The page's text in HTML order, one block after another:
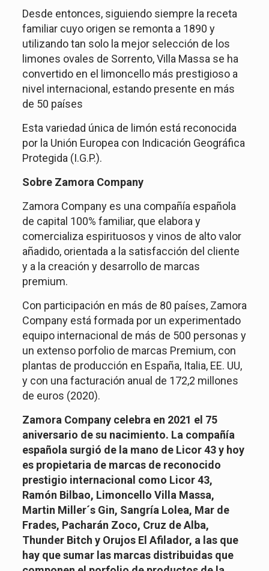
Desde entonces, siguiendo siempre la receta
familiar cuyo origen se remonta a 1890 y
utilizando tan solo la mejor selección de los
limones ovales de Sorrento, Villa Massa se ha
convertido en el limoncello más prestigioso a
nivel internacional, estando presente en más
de 50 países
Esta variedad única de limón está reconocida
por la Unión Europea con Indicación Geográfica
Protegida (I.G.P.).
Sobre Zamora Company
Zamora Company es una compañía española
de capital 100% familiar, que elabora y
comercializa espirituosos y vinos de alto valor
añadido, orientada a la satisfacción del cliente
y a la creación y desarrollo de marcas
premium.
Con participación en más de 80 países, Zamora
Company está formada por un experimentado
equipo internacional de más de 500 personas y
un extenso porfolio de marcas Premium, con
plantas de producción en España, Italia, EE. UU,
y con una facturación anual de 172,2 millones
de euros (2020).
Zamora Company celebra en 2021 el 75
aniversario de su nacimiento. La compañía
española surgió de la mano de Licor 43 y hoy
es propietaria de marcas de reconocido
prestigio internacional como Licor 43,
Ramón Bilbao, Limoncello Villa Massa,
Martin Miller´s Gin, Sangría Lolea, Mar de
Frades, Pacharán Zoco, Cruz de Alba,
Thunder Bitch y Orujos El Afilador, a las que
hay que sumar las marcas distribuidas que